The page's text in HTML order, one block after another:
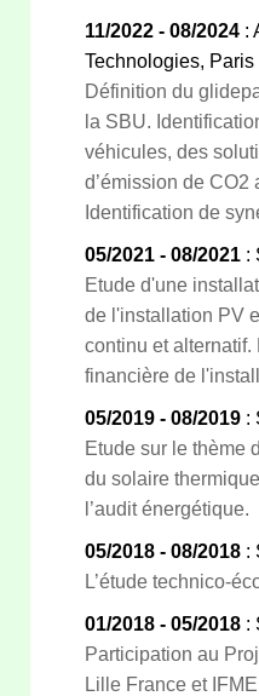
11/2022 - 08/2024 :
Technologies, Paris
Définition du
la SBU.
véhicules, des
d’émission de
Identification de
05/2021 - 08/2021 :
Etude d'une
de l'installation PV
continu et
financière de
05/2019 - 08/2019 :
Etude sur le thème
du solaire
l’audit énergétique.
05/2018 - 08/2018 :
L’étude technico-
01/2018 - 05/2018 :
Participation au
Lille France et